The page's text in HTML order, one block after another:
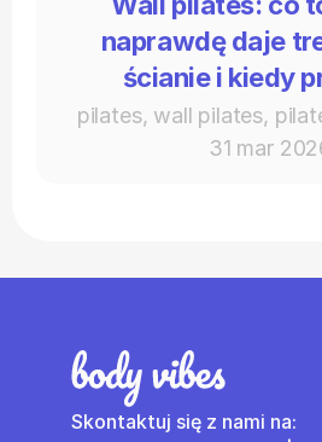
naprawdę daje
ścianie i kiedy
pilates, wall pilates,
31 mar
Skontaktuj się z nami na: